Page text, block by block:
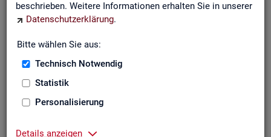
beschrieben. Weitere Informationen erhalten Sie in unserer
Datenschutzerklärung.
Bitte wählen Sie aus:
Technisch Notwendig
Statistik
Personalisierung
Details anzeigen
Sie haben Fra­gen zum An­ge­bot?
Sie be­nö­ti­gen auf Ihre Fra­ge­stel­lung zu­ge­schnit­te­ne Son­der­
Ihr Sta­tis­tik-Ser­vice hilft Ihnen wei­ter!
Zen­tra­ler Sta­tis­tik-Ser­vice